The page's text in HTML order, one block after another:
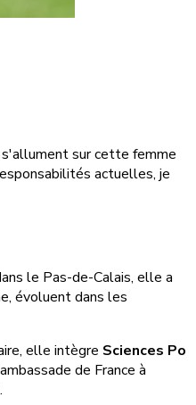
sur cette femme
actuelles, je
le Pas-de-Calais, elle a
évoluent dans les
elle intègre Sciences Po
de France à